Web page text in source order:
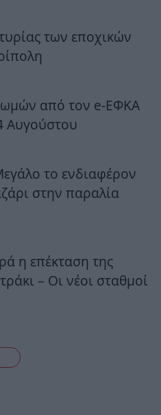
των εποχικών
από τον e-ΕΦΚΑ
Αυγούστου
το ενδιαφέρον
στην παραλία
η επέκταση της
– Οι νέοι σταθμοί